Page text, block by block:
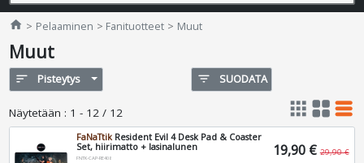
home Jimms.fi
Pelaaminen Fanituotteet Muut
Muut
sort Pisteytys filter_list SUODATA
Näytetään : 1 - 12 / 12 apps grid_view table_rows
FaNaTtik Resident Evil 4 Desk Pad & Coaster
Set, hiirimatto + lasinalunen
FNTK-CAP-RE408 19,90 € 29,90 €